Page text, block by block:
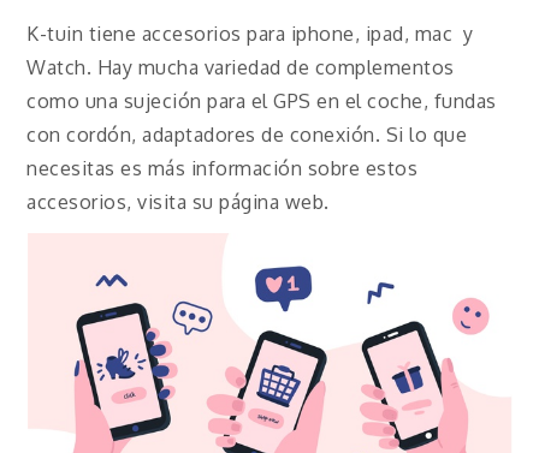
K-tuin tiene accesorios para iphone, ipad, mac y
Watch. Hay mucha variedad de complementos
como una sujeción para el GPS en el coche, fundas
con cordón, adaptadores de conexión. Si lo que
necesitas es más información sobre estos
accesorios, visita su página web.